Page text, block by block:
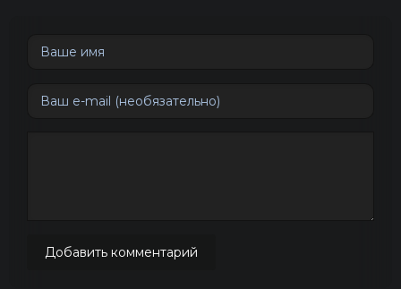
Добавить комментарий